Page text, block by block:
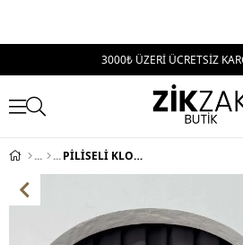
3000₺ ÜZERİ ÜCRETSİZ
PİLİSELİ KLOŞ ELBİSE SİYAH